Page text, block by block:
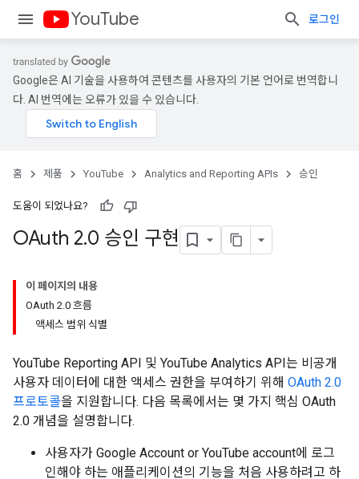
YouTube 로그인
Google은 AI 기술을 사용하여 콘텐츠를 사용자의 기본 언어로 번역합니
다. AI 번역에는 오류가 있을 수 있습니다.
홈 제품 YouTube Analytics and Reporting APIs 승인
도움이 되었나요?
OAuth 2.0 승인 구현
이 페이지의 내용
OAuth 2.0 흐름
액세스 범위 식별
YouTube Reporting API 및 YouTube Analytics API는 비공개
사용자 데이터에 대한 액세스 권한을 부여하기 위해 OAuth 2.0
프로토콜을 지원합니다. 다음 목록에서는 몇 가지 핵심 OAuth
2.0 개념을 설명합니다.
사용자가 Google Account or YouTube account에 로그
인해야 하는 애플리케이션의 기능을 처음 사용하려고 하